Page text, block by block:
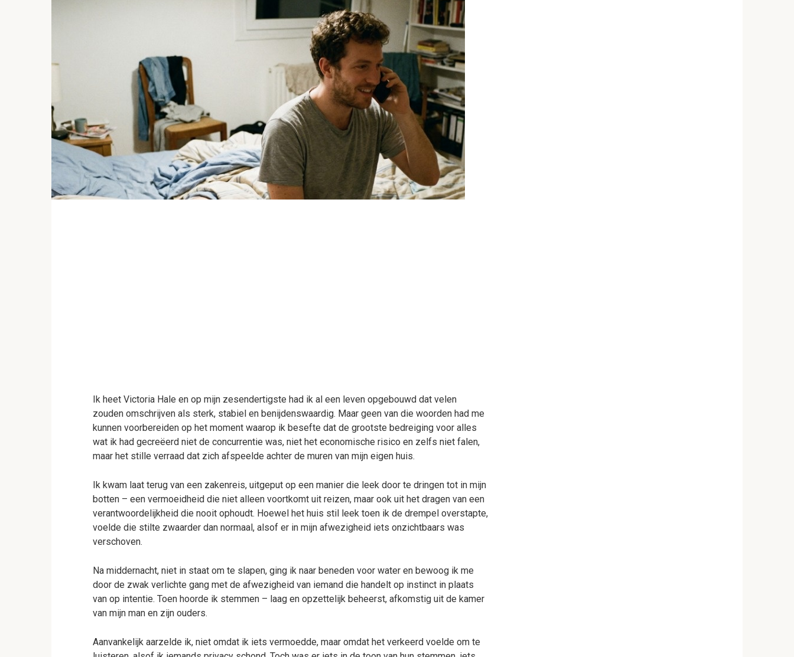
Ik heet Victoria Hale en op mijn zesendertigste had ik al een leven opgebouwd dat velen
zouden omschrijven als sterk, stabiel en benijdenswaardig. Maar geen van die woorden had me
kunnen voorbereiden op het moment waarop ik besefte dat de grootste bedreiging voor alles
wat ik had gecreëerd niet de concurrentie was, niet het economische risico en zelfs niet falen,
maar het stille verraad dat zich afspeelde achter de muren van mijn eigen huis.
Ik kwam laat terug van een zakenreis, uitgeput op een manier die leek door te dringen tot in mijn
botten – een vermoeidheid die niet alleen voortkomt uit reizen, maar ook uit het dragen van een
verantwoordelijkheid die nooit ophoudt. Hoewel het huis stil leek toen ik de drempel overstapte,
voelde die stilte zwaarder dan normaal, alsof er in mijn afwezigheid iets onzichtbaars was
verschoven.
Na middernacht, niet in staat om te slapen, ging ik naar beneden voor water en bewoog ik me
door de zwak verlichte gang met de afwezigheid van iemand die handelt op instinct in plaats
van op intentie. Toen hoorde ik stemmen – laag en opzettelijk beheerst, afkomstig uit de kamer
van mijn man en zijn ouders.
Aanvankelijk aarzelde ik, niet omdat ik iets vermoedde, maar omdat het verkeerd voelde om te